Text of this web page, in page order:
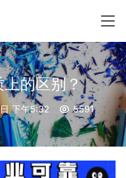
上的区别？
下午5:32 5591